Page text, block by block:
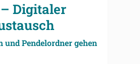
Digitaler
und Pendelordner gehen